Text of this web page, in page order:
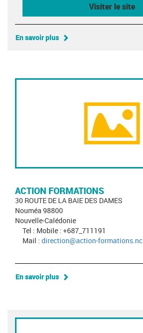
Visiter le site
En savoir plus
ACTION FORMATIONS
30 ROUTE DE LA BAIE DES DAMES
Nouméa 98800
Nouvelle-Calédonie
Tel : Mobile : +687_711191
Mail : direction@action-formations.nc
En savoir plus